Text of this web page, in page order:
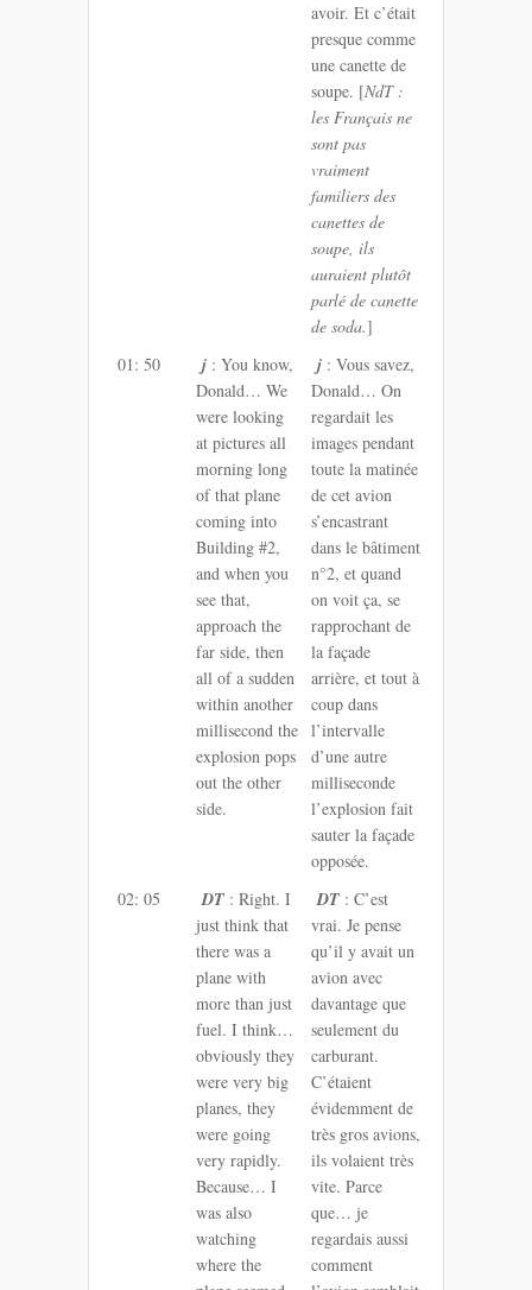
avoir. Et c’était
presque comme
une canette de
soupe. [NdT :
les Français ne
sont pas
vraiment
familiers des
canettes de
soupe, ils
auraient plutôt
parlé de canette
de soda.]
01: 50
j : You know,
Donald… We
were looking
at pictures all
morning long
of that plane
coming into
Building #2,
and when you
see that,
approach the
far side, then
all of a sudden
within another
millisecond the
explosion pops
out the other
side.
j : Vous savez,
Donald… On
regardait les
images pendant
toute la matinée
de cet avion
s’encastrant
dans le bâtiment
n°2, et quand
on voit ça, se
rapprochant de
la façade
arrière, et tout à
coup dans
l’intervalle
d’une autre
milliseconde
l’explosion fait
sauter la façade
opposée.
02: 05
DT : Right. I
just think that
there was a
plane with
more than just
fuel. I think…
obviously they
were very big
planes, they
were going
very rapidly.
Because… I
was also
watching
where the
DT : C’est
vrai. Je pense
qu’il y avait un
avion avec
davantage que
seulement du
carburant.
C’étaient
évidemment de
très gros avions,
ils volaient très
vite. Parce
que… je
regardais aussi
comment